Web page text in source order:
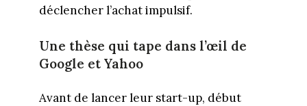
déclencher l’achat impulsif.
Une thèse qui tape dans l’œil de
Google et Yahoo
Avant de lancer leur start-up, début